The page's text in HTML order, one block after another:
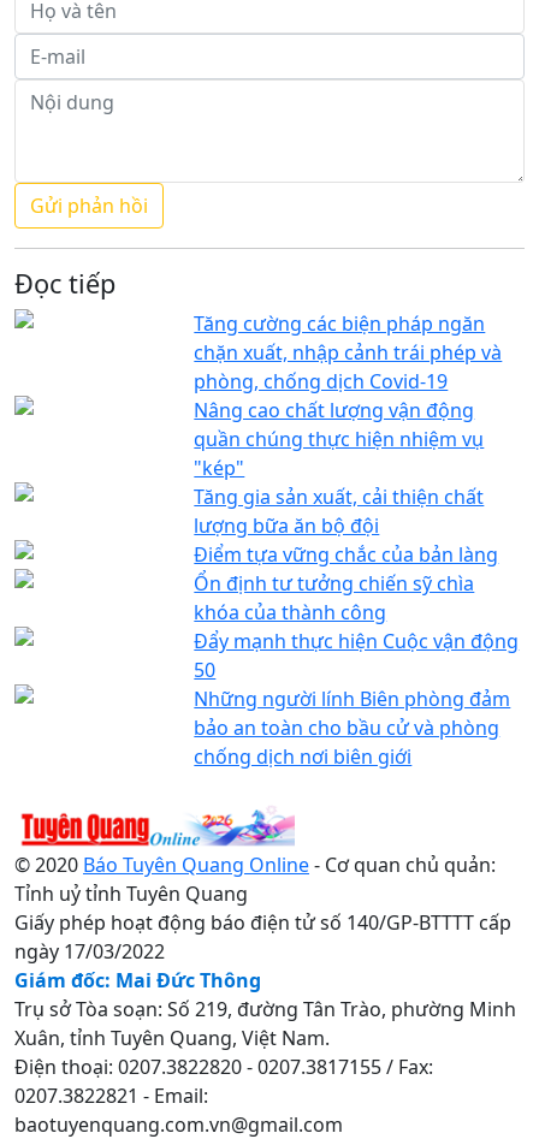
Đọc tiếp
Tăng cường các biện pháp ngăn
chặn xuất, nhập cảnh trái phép và
phòng, chống dịch Covid-19
Nâng cao chất lượng vận động
quần chúng thực hiện nhiệm vụ
"kép"
Tăng gia sản xuất, cải thiện chất
lượng bữa ăn bộ đội
Điểm tựa vững chắc của bản làng
Ổn định tư tưởng chiến sỹ chìa
khóa của thành công
Đẩy mạnh thực hiện Cuộc vận động
50
Những người lính Biên phòng đảm
bảo an toàn cho bầu cử và phòng
chống dịch nơi biên giới
© 2020 Báo Tuyên Quang Online- Cơ quan chủ quản:
Tỉnh uỷ tỉnh Tuyên Quang
Giấy phép hoạt động báo điện tử số 140/GP-BTTTT cấp
ngày 17/03/2022
Giám đốc: Mai Đức Thông
Trụ sở Tòa soạn: Số 219, đường Tân Trào, phường Minh
Xuân, tỉnh Tuyên Quang, Việt Nam.
Điện thoại: 0207.3822820 - 0207.3817155 / Fax:
0207.3822821 - Email:
baotuyenquang.com.vn@gmail.com